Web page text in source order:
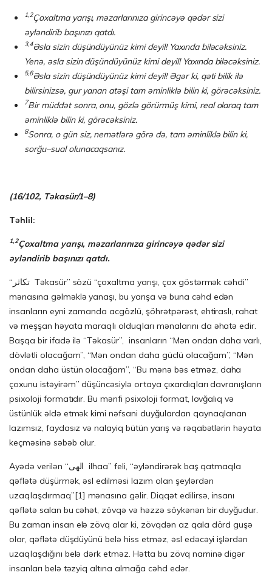
1,2Çoxaltma yarışı, məzarlarınıza girincəyə qədər sizi
əyləndirib başınızı qatdı.
3,4Əsla sizin düşündüyünüz kimi deyil! Yaxında biləcəksiniz.
Yenə, əsla sizin düşündüyünüz kimi deyil! Yaxında biləcəksiniz.
5,6Əsla sizin düşündüyünüz kimi deyil! Əgər ki, qəti bilik ilə
bilirsinizsə, gur yanan atəşi tam əminliklə bilin ki, görəcəksiniz.
7Bir müddət sonra, onu, gözlə görürmüş kimi, real olaraq tam
əminliklə bilin ki, görəcəksiniz.
8Sonra, o gün siz, nemətlərə görə də, tam əminliklə bilin ki,
sorğu–sual olunacaqsanız.
(16/102, Təkasür/1–8)
Təhlil:
1,2Çoxaltma yarışı, məzarlarınıza girincəyə qədər sizi
əyləndirib başınızı qatdı.
“تكاثر Təkasür” sözü “çoxaltma yarışı, çox göstərmək cəhdi”
mənasına gəlməklə yanaşı, bu yarışa və buna cəhd edən
insanların eyni zamanda acgözlü, şöhrətpərəst, ehtiraslı, rahat
və meşşan həyata maraqlı olduqları mənalarını da əhatə edir.
Başqa bir ifadə ilə “Təkasür”, insanların “Mən ondan daha varlı,
dövlətli olacağam”, “Mən ondan daha güclü olacağam”, “Mən
ondan daha üstün olacağam”, “Bu mənə bəs etməz, daha
çoxunu istəyirəm” düşüncəsiylə ortaya çıxardıqları davranışların
psixoloji formatıdır. Bu mənfi psixoloji format, lovğalıq və
üstünlük əldə etmək kimi nəfsani duyğulardan qaynaqlanan
lazımsız, faydasız və nalayiq bütün yarış və rəqabətlərin həyata
keçməsinə səbəb olur.
Ayədə verilən “الهى ilhaa” feli, “əyləndirərək baş qatmaqla
qəflətə düşürmək, əsl edilməsi lazım olan şeylərdən
uzaqlaşdırmaq”[1] mənasına gəlir. Diqqət edilirsə, insanı
qəflətə salan bu cəhət, zövqə və həzzə söykənən bir duyğudur.
Bu zaman insan elə zövq alar ki, zövqdən az qala dörd guşə
olar, qəflətə düşdüyünü belə hiss etməz, əsl edəcəyi işlərdən
uzaqlaşdığını belə dərk etməz. Hətta bu zövq naminə digər
insanları belə təzyiq altına almağa cəhd edər.